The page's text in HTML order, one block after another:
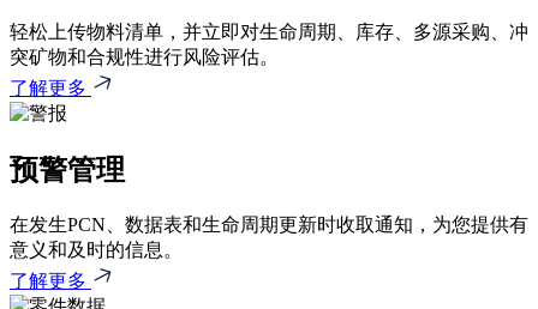
轻松上传物料清单，并立即对生命周期、库存、多源采购、冲
突矿物和合规性进行风险评估。
了解更多
预警管理
在发生PCN、数据表和生命周期更新时收取通知，为您提供有
意义和及时的信息。
了解更多